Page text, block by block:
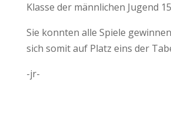
Klasse der männlichen Jugend
Sie konnten alle Spiele
sich somit auf Platz eins der
-jr-